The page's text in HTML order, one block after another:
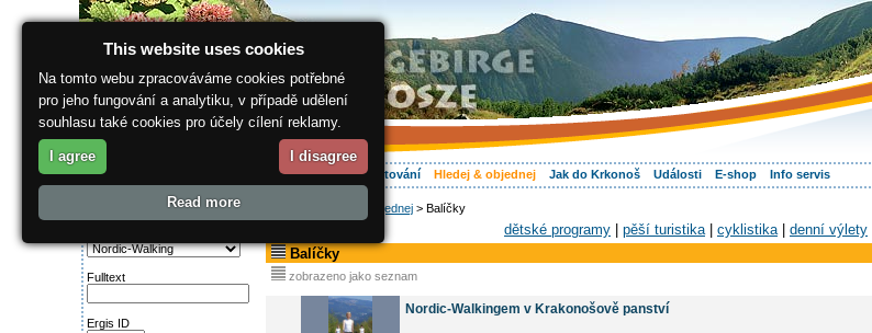
O regionu Vaše dovolená Ubytování Hledej & objednej Jak do Krkonoš Události E-shop Info servis
Najděte si:
Fulltext
Ergis ID
Hledej & objednej > Balíčky
dětské programy | pěší turistika | cyklistika | denní výlety
Balíčky
zobrazeno jako seznam
Nordic-Walkingem v Krakonošově panství
This website uses cookies
Na tomto webu zpracováváme cookies potřebné
pro jeho fungování a analytiku, v případě udělení
souhlasu také cookies pro účely cílení reklamy.
I agree I disagree
Read more